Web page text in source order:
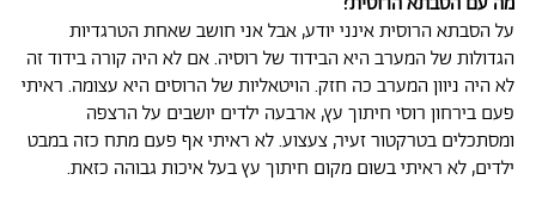
על הסבתא הרוסית אינני יודע, אבל אני חושב שאחת הטרגדיות
הגדולות של המערב היא הבידוד של רוסיה. אם לא היה קורה בידוד זה
לא היה ניוון המערב כה חזק. הויטאליות של הרוסים היא עצומה. ראיתי
פעם בירחון רוסי חיתוך עץ, ארבעה ילדים יושבים על הרצפה
ומסתכלים בטרקטור זעיר, צעצוע. לא ראיתי אף פעם מתח כזה במבט
ילדים, לא ראיתי בשום מקום חיתוך עץ בעל איכות גבוהה כזאת.